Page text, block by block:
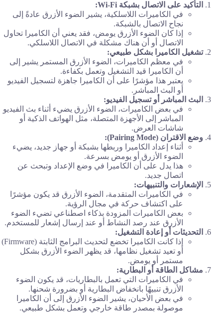
التأكيد على الاتصال بشبكة Wi-Fi:
في الكاميرات اللاسلكية، يشير الضوء الأزرق عادةً إلى
نجاح الاتصال بالشبكة.
إذا كان الضوء الأزرق يومض، فقد يعني أن الكاميرا تحاول
الاتصال أو أن هناك مشكلة في الاتصال اللاسلكي.
تشغيل الكاميرا بشكل طبيعي:
في معظم الكاميرات، الضوء الأزرق المستمر يشير إلى
أن الكاميرا قيد التشغيل وتعمل بكفاءة.
يعتبر هذا مؤشرًا على أن الكاميرا جاهزة لتسجيل الفيديو
أو البث المباشر.
البث المباشر أو تسجيل الفيديو:
في بعض الكاميرات، الضوء الأزرق يضيء أثناء بث الفيديو
المباشر إلى الأجهزة المتصلة، مثل الهواتف الذكية أو
شاشات العرض.
وضع الاقتران (Pairing Mode):
أثناء إعداد الكاميرا وربطها بشبكة أو جهاز جديد، يضيء
الضوء الأزرق أو يومض بسرعة.
هذا يدل على أن الكاميرا في وضع الإعداد وتبحث عن
اتصال جديد.
الإشعارات والتنبيهات:
في الكاميرات المتقدمة، الضوء الأزرق قد يكون مؤشرًا
على اكتشاف حركة في مجال الرؤية.
بعض الكاميرات المزودة بذكاء اصطناعي تضيء الضوء
الأزرق عند رصد النشاط أو عند إرسال إشعار للمستخدم.
التحديثات أو إعادة التشغيل:
إذا كانت الكاميرا تخضع لتحديث البرامج الثابتة (Firmware)
أو تعيد تشغيل نظامها، قد يظهر الضوء الأزرق بشكل
مستمر أو يومض.
مشاكل الطاقة أو البطارية:
في الكاميرات التي تعمل بالبطاريات، قد يكون الضوء
الأزرق تنبيهًا بانخفاض البطارية أو بضرورة شحنها.
في بعض الأحيان، يشير الضوء الأزرق إلى أن الكاميرا
موصولة بمصدر طاقة خارجي وتعمل بشكل طبيعي.